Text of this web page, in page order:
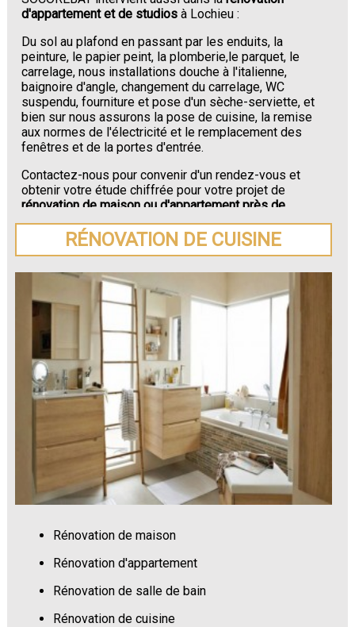
d'appartement et de studios à Lochieu :
Du sol au plafond en passant par les enduits, la
peinture, le papier peint, la plomberie,le parquet, le
carrelage, nous installations douche à l'italienne,
baignoire d'angle, changement du carrelage, WC
suspendu, fourniture et pose d'un sèche-serviette, et
bien sur nous assurons la pose de cuisine, la remise
aux normes de l'électricité et le remplacement des
fenêtres et de la portes d'entrée.
Contactez-nous pour convenir d'un rendez-vous et
obtenir votre étude chiffrée pour votre projet de
rénovation de maison ou d'appartement près de
Lochieu.
RÉNOVATION DE CUISINE
Rénovation de maison
Rénovation d'appartement
Rénovation de salle de bain
Rénovation de cuisine